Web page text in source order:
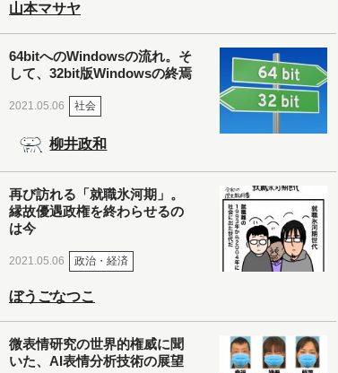
山本マサヤ
64bitへのWindowsの流れ。そ
して、32bit版Windowsの終焉
2021.05.06 社会
柳井政和
再び訪れる「就職氷河期」。
縁故優遇政権を終わらせるの
は今
2021.05.06 政治・経済
ぼうごなつこ
微表情研究の世界的権威に聞
いた、AI表情分析技術の展望